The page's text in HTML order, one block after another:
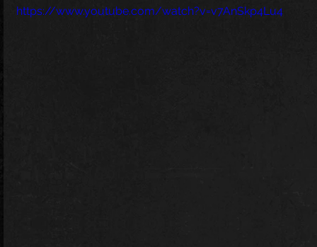
https://www.youtube.com/watch?v=v7AnSkp4Lu4